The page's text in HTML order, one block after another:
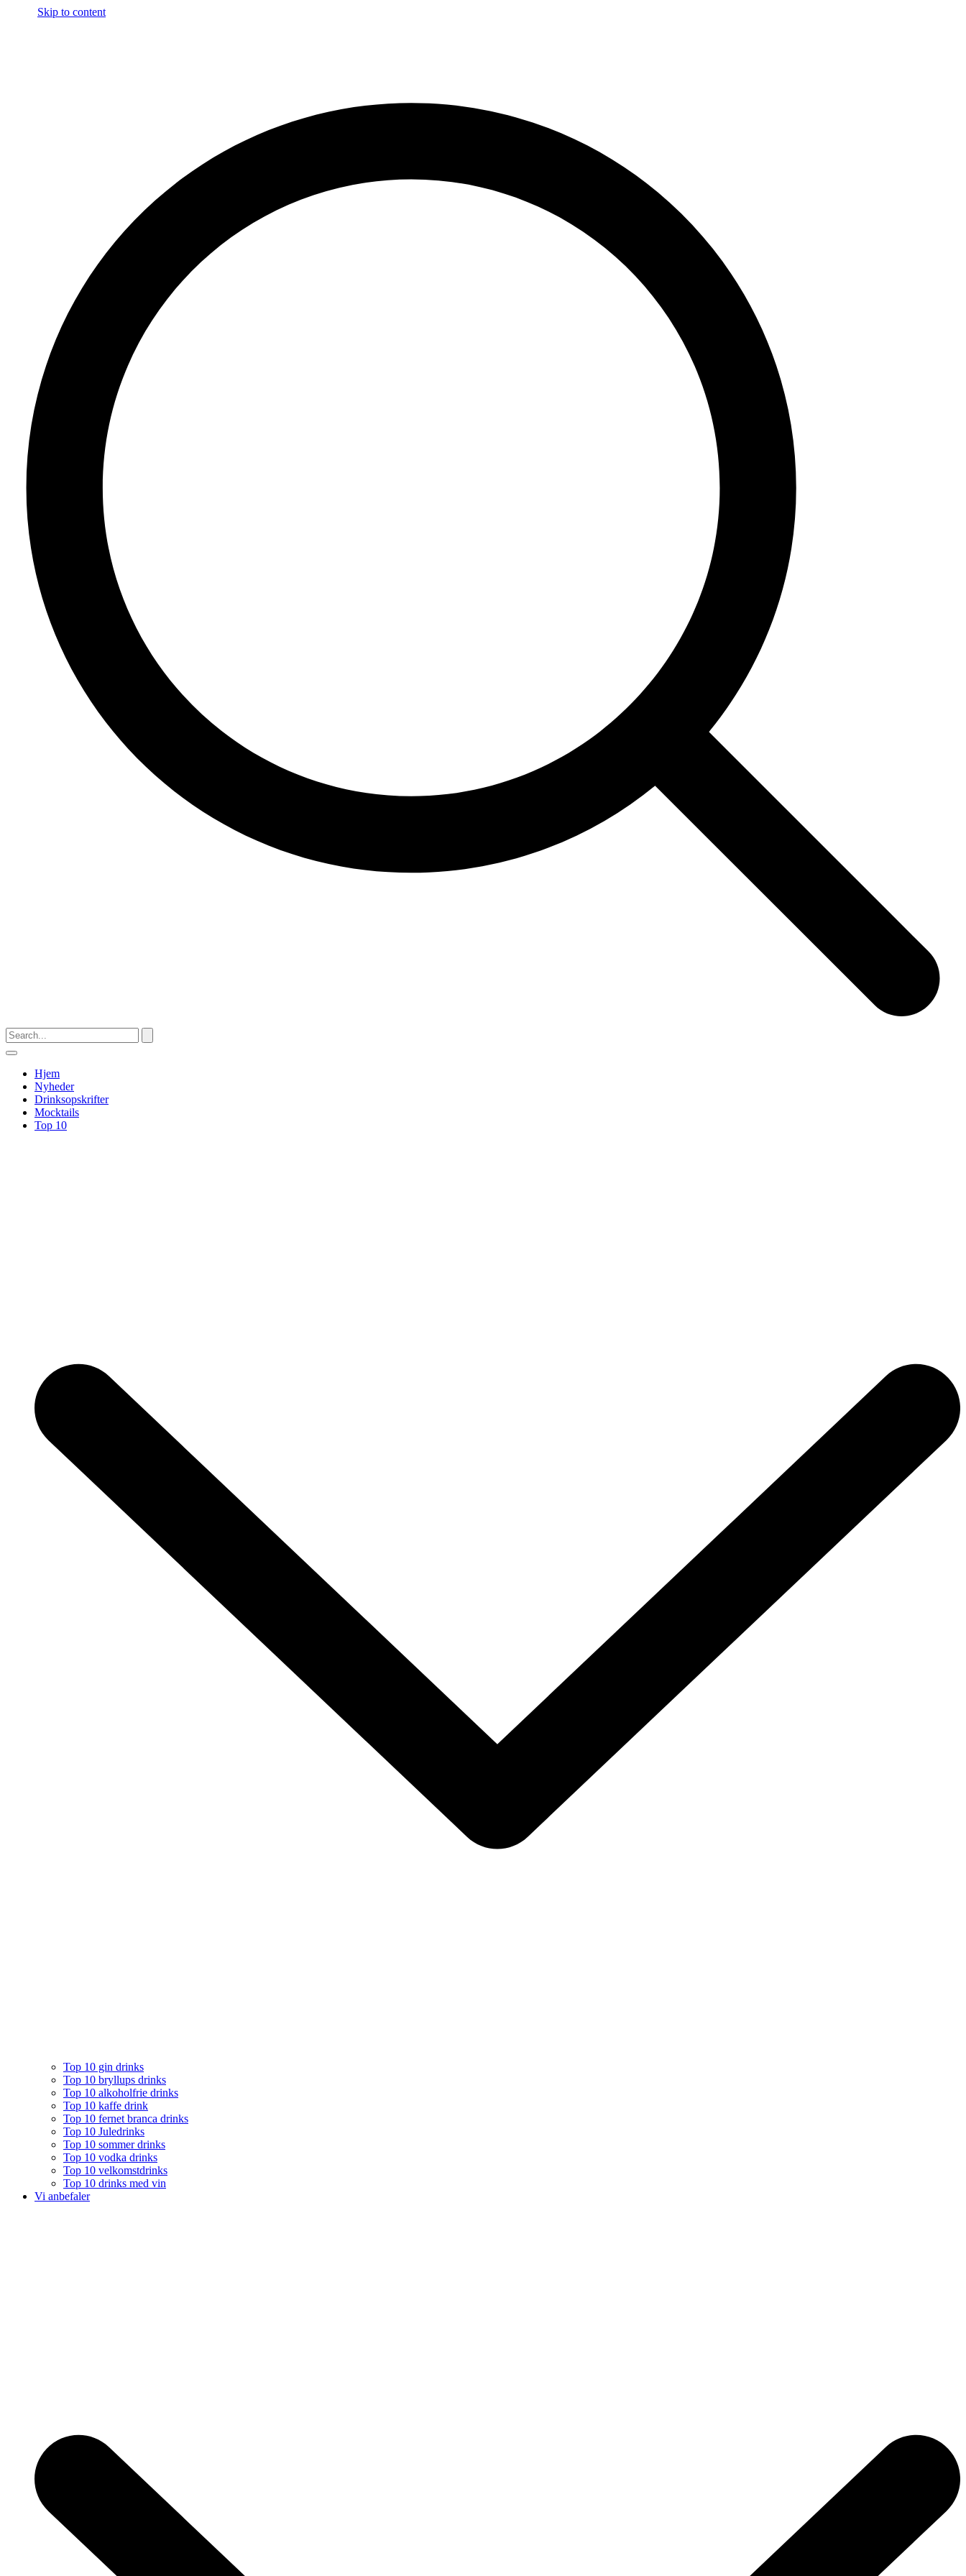
Skip to content
Hjem
Nyheder
Drinksopskrifter
Mocktails
Top 10
Top 10 gin drinks
Top 10 bryllups drinks
Top 10 alkoholfrie drinks
Top 10 kaffe drink
Top 10 fernet branca drinks
Top 10 Juledrinks
Top 10 sommer drinks
Top 10 vodka drinks
Top 10 velkomstdrinks
Top 10 drinks med vin
Vi anbefaler